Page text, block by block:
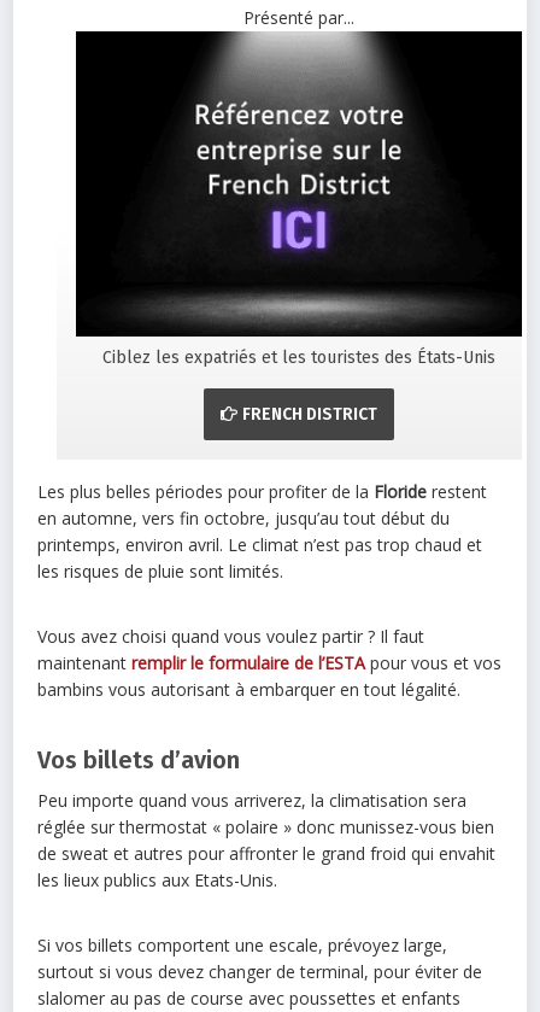
Présenté par...
Ciblez les expatriés et les touristes des États-Unis
FRENCH DISTRICT
Les plus belles périodes pour profiter de la Floride restent
en automne, vers fin octobre, jusqu’au tout début du
printemps, environ avril. Le climat n’est pas trop chaud et
les risques de pluie sont limités.
Vous avez choisi quand vous voulez partir ? Il faut
maintenantremplir le formulaire de l’ESTApour vous et vos
bambins vous autorisant à embarquer en tout légalité.
Vos billets d’avion
Peu importe quand vous arriverez, la climatisation sera
réglée sur thermostat « polaire » donc munissez-vous bien
de sweat et autres pour affronter le grand froid qui envahit
les lieux publics aux Etats-Unis.
Si vos billets comportent une escale, prévoyez large,
surtout si vous devez changer de terminal, pour éviter de
slalomer au pas de course avec poussettes et enfants